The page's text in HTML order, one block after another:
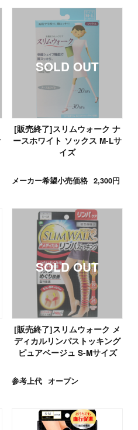
[販売終了]スリムウォーク ナ
ースホワイト ソックス M-Lサ
イズ
メーカー希望小売価格 2,300円
[販売終了]スリムウォーク メ
ディカルリンパストッキング
ピュアベージュ S-Mサイズ
参考上代 オープン